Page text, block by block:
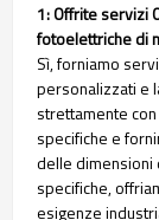
1: Offrite servizi
fotoelettriche di
Sì, forniamo
personalizzati e
strettamente
specifiche e
delle dimensioni
specifiche,
esigenze